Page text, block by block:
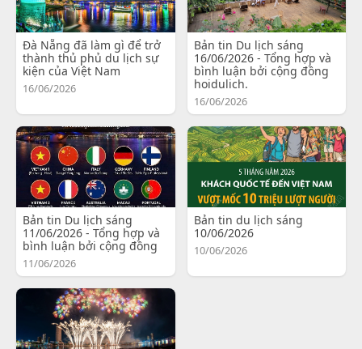
Đà Nẵng đã làm gì để trở
thành thủ phủ du lịch sự
kiện của Việt Nam
16/06/2026
Bản tin Du lịch sáng
16/06/2026 - Tổng hợp và
bình luận bởi cộng đồng
hoidulich.
16/06/2026
Bản tin Du lịch sáng
11/06/2026 - Tổng hợp và
bình luận bởi cộng đồng
11/06/2026
Bản tin du lịch sáng
10/06/2026
10/06/2026